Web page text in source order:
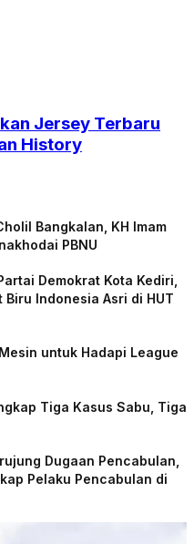
Jersey Terbaru
History
Bangkalan, KH Imam
PBNU
Demokrat Kota Kediri,
Indonesia Asri di HUT
untuk Hadapi League
Tiga Kasus Sabu, Tiga
Dugaan Pencabulan,
Pelaku Pencabulan di